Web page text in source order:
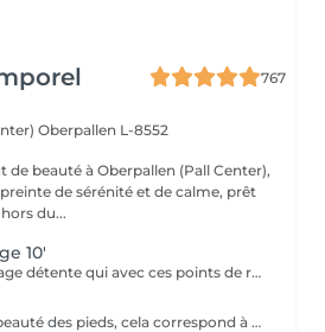
767
Oberpallen L-8552
beauté à Oberpallen (Pall Center),
de sérénité et de calme, prêt
du...
10'
Le summum , un massage détente qui avec ces points de relaxation vous enchantera. Uniquement en supplément d'une manucure.
Si vous sélectionnez la beauté des pieds, cela correspond à couper et limer les ongles, repousser et couper les cuticules, râper et masser les pieds. Si vous avez des soucis tels que : cors, ongles incarnés, ongles épaissis, mycoses ou tout autre douleur spécifique merci de sélectionner la pédicure qui est médicale.